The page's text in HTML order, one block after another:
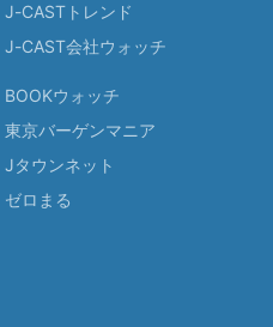
J-CASTトレンド
J-CAST会社ウォッチ
BOOKウォッチ
東京バーゲンマニア
Jタウンネット
ゼロまる